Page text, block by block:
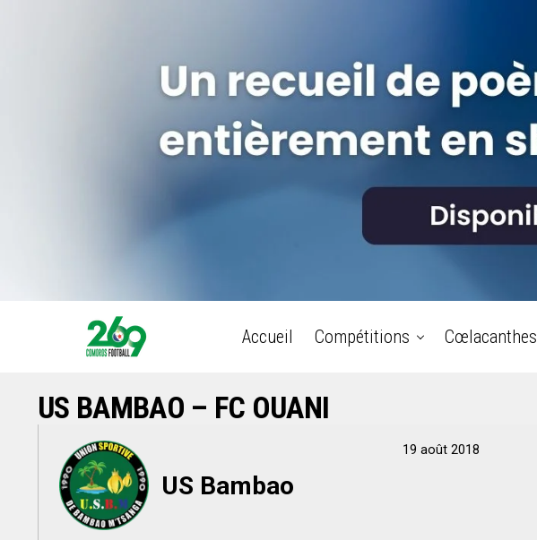
Accueil Compétitions Cœlacanthes
US BAMBAO – FC OUANI
US Bambao
19 août 2018